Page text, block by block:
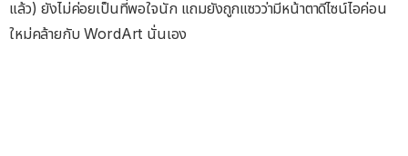
แล้ว) ยังไม่ค่อยเป็นที่พอใจนัก แถมยังถูกแซวว่ามีหน้าตาดีไซน์ไอค่อน
ใหม่คล้ายกับ WordArt นั่นเอง